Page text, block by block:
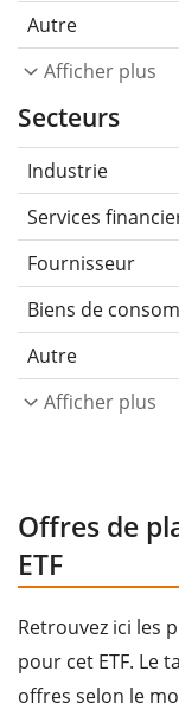
Autre
Afficher plus
Secteurs
Industrie
Services
Fournisseur
Biens de
Autre
Afficher plus
Offres de
ETF
Retrouvez ici les
pour cet ETF. Le
offres selon le